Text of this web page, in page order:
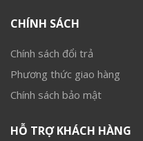
CHÍNH SÁCH
Chính sách đổi trả
Phương thức giao hàng
Chính sách bảo mật
HỖ TRỢ KHÁCH HÀNG